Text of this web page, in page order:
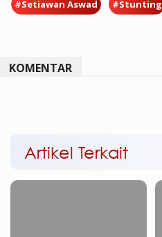
#Setiawan Aswad #Stunting
KOMENTAR
Artikel Terkait